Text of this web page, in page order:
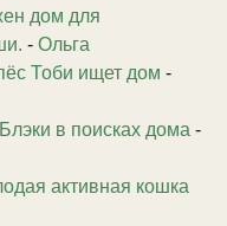
дом для
- Ольга
Тоби ищет дом -
в поисках дома -
активная кошка